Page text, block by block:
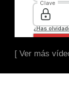
[ Ver más